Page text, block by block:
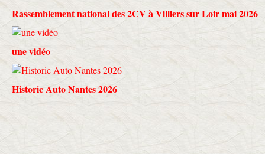
Rassemblement national des 2CV à Villiers sur Loir mai 2026
une vidéo
Historic Auto Nantes 2026